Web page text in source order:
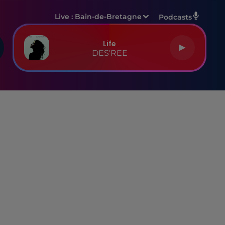
Live : Bain-de-Bretagne Podcasts
Life
DES'REE